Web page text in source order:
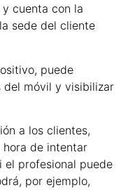
cuenta con la
sede del cliente
puede
móvil y visibilizar
a los clientes,
hora de intentar
el profesional puede
por ejemplo,